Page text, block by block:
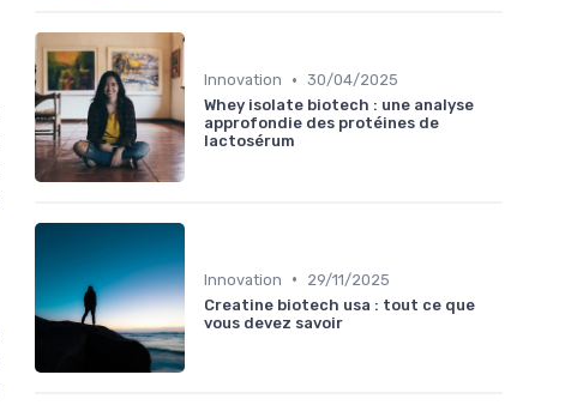
Innovation • 30/04/2025
Whey isolate biotech : une analyse
approfondie des protéines de
lactosérum
Innovation •
29/11/2025
Creatine biotech usa : tout ce que
vous devez savoir